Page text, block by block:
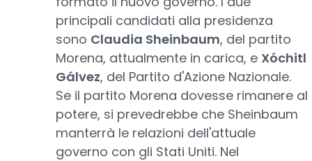
principali candidati alla presidenza
sono Claudia Sheinbaum, del partito
Morena, attualmente in carica, e Xóchitl
Gálvez, del Partito d'Azione Nazionale.
Se il partito Morena dovesse rimanere al
potere, si prevedrebbe che Sheinbaum
manterrà le relazioni dell'attuale
governo con gli Stati Uniti. Nel